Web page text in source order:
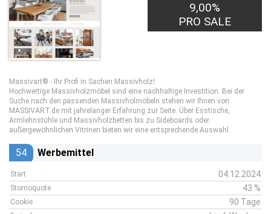
9,00%
PRO SALE
Massivart® - Ihr Profi in Sachen Massivholz!
Hochwertige Massivholzmöbel sind eine nachhaltige Investition. Bei der
Suche nach den passenden Massivholmöbeln stehen wir Ihnen von
MASSIVART.de mit jahrelanger Erfahrung zur Seite. Über Esstische,
Armlehnstühle und Massivholzbetten bis zu Sideboards oder
außergewöhnlichen Vitrinen bieten wir eine entsprechende Auswahl.
54 Werbemittel
Start 04.12.2024
Stornoquote 43 %
Cookie 90 Tage